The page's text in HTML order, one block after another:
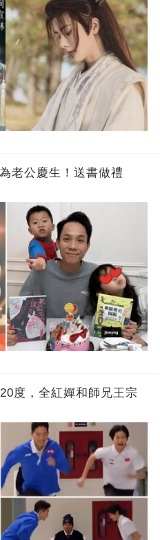
老公慶生！送書做禮
度，全紅嬋和師兄王宗